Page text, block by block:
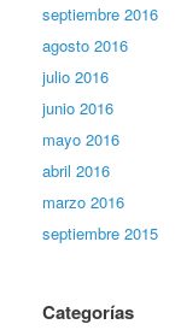
septiembre 2016
agosto 2016
julio 2016
junio 2016
mayo 2016
abril 2016
marzo 2016
septiembre 2015
Categorías